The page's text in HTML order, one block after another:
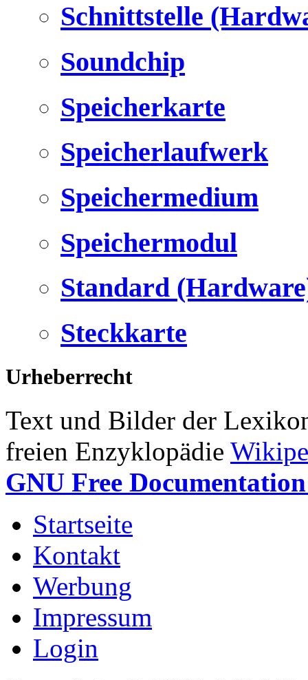
Schnittstelle
Soundchip
Speicherkarte
Speicherlaufwerk
Speichermedium
Speichermodul
Standard
Steckkarte
Urheberrecht
Text und Bilder der
freien Enzyklopädie
GNU Free
Startseite
Kontakt
Werbung
Impressum
Login